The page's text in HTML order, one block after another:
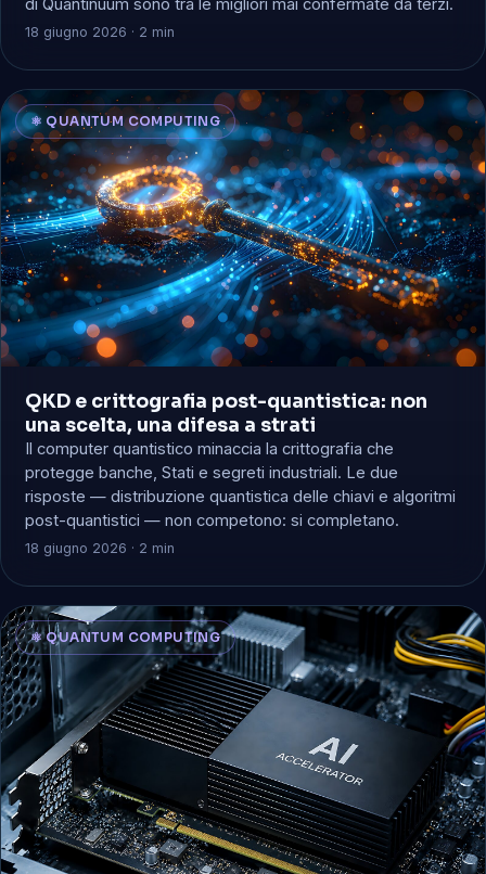
di Quantinuum sono tra le migliori mai confermate da terzi.
18 giugno 2026 · 2 min
⚛️ QUANTUM COMPUTING
QKD e crittografia post-quantistica: non
una scelta, una difesa a strati
Il computer quantistico minaccia la crittografia che
protegge banche, Stati e segreti industriali. Le due
risposte — distribuzione quantistica delle chiavi e algoritmi
post-quantistici — non competono: si completano.
18 giugno 2026 · 2 min
⚛️ QUANTUM COMPUTING